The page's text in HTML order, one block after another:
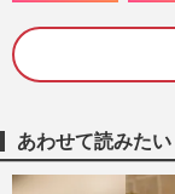
あわせて読みたい